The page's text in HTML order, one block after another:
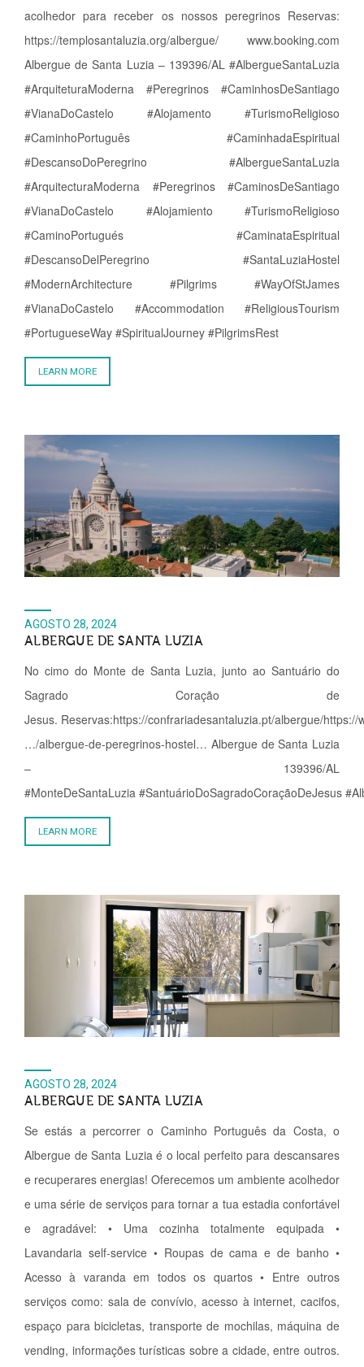
acolhedor para receber os nossos peregrinos Reservas:
https://templosantaluzia.org/albergue/ www.booking.com
Albergue de Santa Luzia – 139396/AL #AlbergueSantaLuzia
#ArquiteturaModerna #Peregrinos #CaminhosDeSantiago
#VianaDoCastelo #Alojamento #TurismoReligioso
#CaminhoPortuguês #CaminhadaEspiritual
#DescansoDoPeregrino #AlbergueSantaLuzia
#ArquitecturaModerna #Peregrinos #CaminosDeSantiago
#VianaDoCastelo #Alojamiento #TurismoReligioso
#CaminoPortugués #CaminataEspiritual
#DescansoDelPeregrino #SantaLuziaHostel
#ModernArchitecture #Pilgrims #WayOfStJames
#VianaDoCastelo #Accommodation #ReligiousTourism
#PortugueseWay #SpiritualJourney #PilgrimsRest
LEARN MORE
AGOSTO 28, 2024
ALBERGUE DE SANTA LUZIA
No cimo do Monte de Santa Luzia, junto ao Santuário do
Sagrado Coração de
Jesus. Reservas:https://confrariadesantaluzia.pt/albergue/https://
…/albergue-de-peregrinos-hostel… Albergue de Santa Luzia
– 139396/AL
#MonteDeSantaLuzia #SantuárioDoSagradoCoraçãoDeJesus
LEARN MORE
AGOSTO 28, 2024
ALBERGUE DE SANTA LUZIA
Se estás a percorrer o Caminho Português da Costa, o
Albergue de Santa Luzia é o local perfeito para descansares
e recuperares energias! Oferecemos um ambiente acolhedor
e uma série de serviços para tornar a tua estadia confortável
e agradável: • Uma cozinha totalmente equipada •
Lavandaria self-service • Roupas de cama e de banho •
Acesso à varanda em todos os quartos • Entre outros
serviços como: sala de convívio, acesso à internet, cacifos,
espaço para bicicletas, transporte de mochilas, máquina de
vending, informações turísticas sobre a cidade, entre outros.